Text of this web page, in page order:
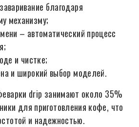
благодаря
механизму;
– автоматический процесс
и чистке;
и широкий выбор моделей.
drip занимают около 35%
для приготовления кофе, что
и надежностью.